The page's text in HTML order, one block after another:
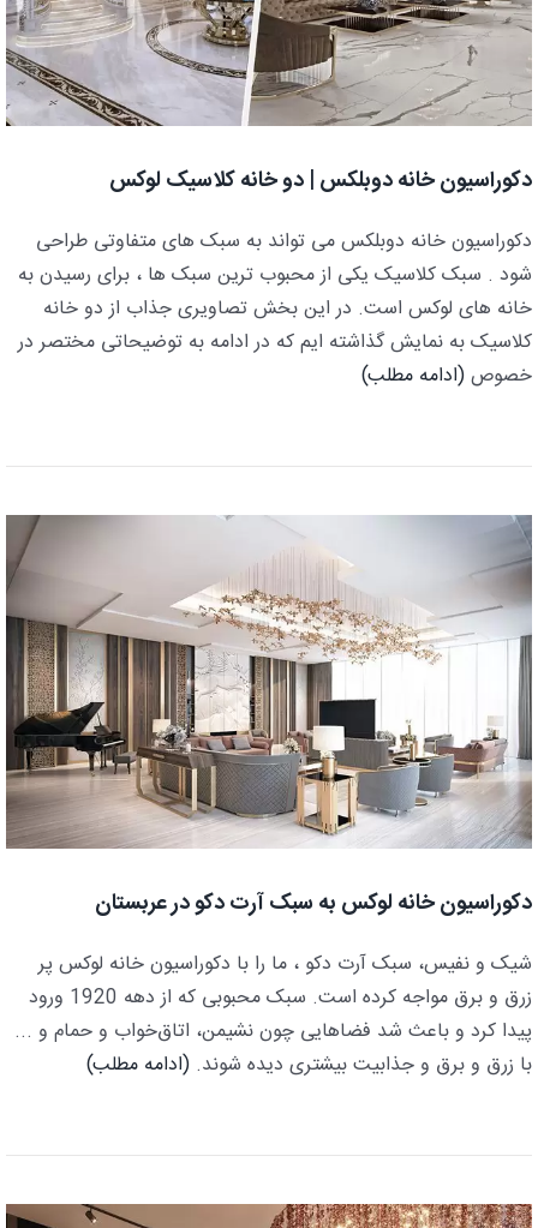
دکوراسیون خانه دوبلکس | دو خانه کلاسیک لوکس
دکوراسیون خانه دوبلکس می تواند به سبک های متفاوتی طراحی
شود . سبک کلاسیک یکی از محبوب ترین سبک ها ، برای رسیدن به
خانه های لوکس است. در این بخش تصاویری جذاب از دو خانه
کلاسیک به نمایش گذاشته ایم که در ادامه به توضیحاتی مختصر در
خصوص(ادامه مطلب)
دکوراسیون خانه لوکس به سبک آرت دکو در عربستان
شیک و نفیس، سبک آرت دکو ، ما را با دکوراسیون خانه لوکس پر
زرق و برق مواجه کرده است. سبک محبوبی که از دهه 1920 ورود
پیدا کرد و باعث شد فضاهایی چون نشیمن، اتاق‌خواب‌ و حمام‌ و ...
با زرق و برق و جذابیت بیشتری دیده شوند. (ادامه مطلب)